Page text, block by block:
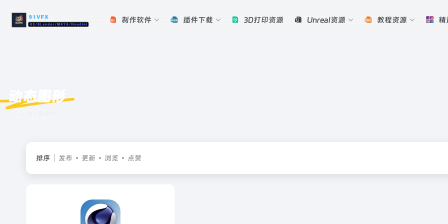
制作软件 插件下载 3D打印资源 Unreal资源 教程资源 精
动态图形
排序 发布 更新 浏览 点赞